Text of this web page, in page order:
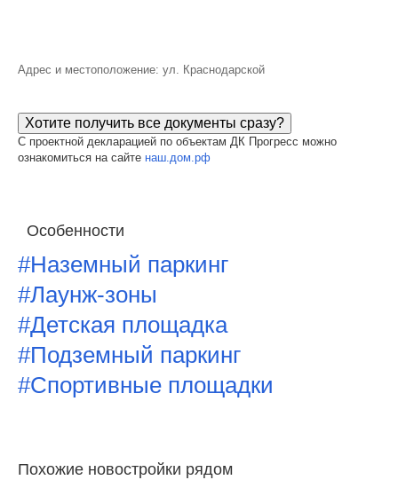
Адрес и местоположение: ул. Краснодарской
Хотите получить все документы сразу?
С проектной декларацией по объектам ДК Прогресс можно
ознакомиться на сайте наш.дом.рф
Особенности
#Наземный паркинг
#Лаунж-зоны
#Детская площадка
#Подземный паркинг
#Спортивные площадки
Похожие новостройки рядом